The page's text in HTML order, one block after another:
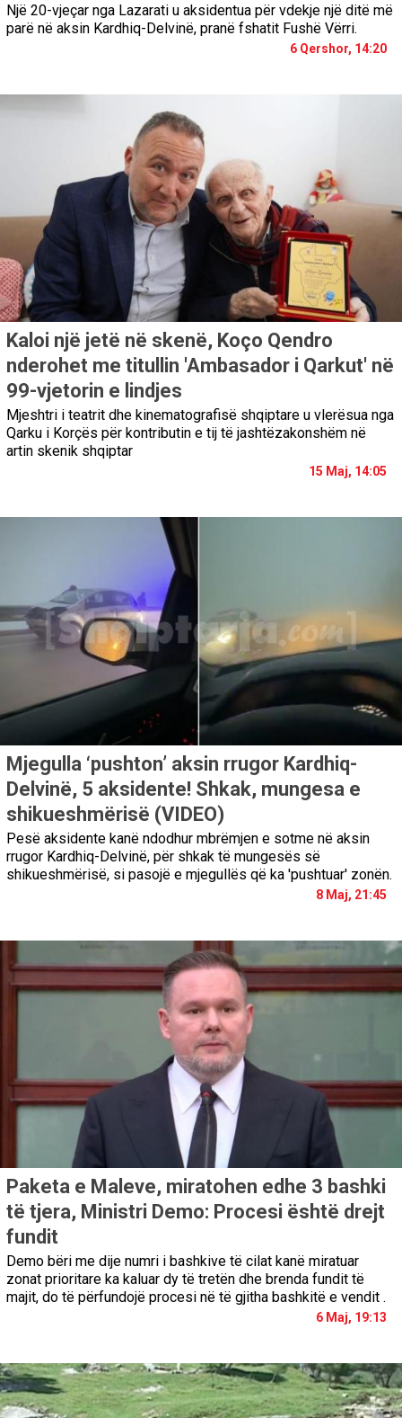
Një 20-vjeçar nga Lazarati u aksidentua për vdekje një ditë më
parë në aksin Kardhiq-Delvinë, pranë fshatit Fushë Vërri.
6 Qershor, 14:20
Kaloi një jetë në skenë, Koço Qendro
nderohet me titullin 'Ambasador i Qarkut' në
99-vjetorin e lindjes
Mjeshtri i teatrit dhe kinematografisë shqiptare u vlerësua nga
Qarku i Korçës për kontributin e tij të jashtëzakonshëm në
artin skenik shqiptar
15 Maj, 14:05
Mjegulla ‘pushton’ aksin rrugor Kardhiq-
Delvinë, 5 aksidente! Shkak, mungesa e
shikueshmërisë (VIDEO)
Pesë aksidente kanë ndodhur mbrëmjen e sotme në aksin
rrugor Kardhiq-Delvinë, për shkak të mungesës së
shikueshmërisë, si pasojë e mjegullës që ka 'pushtuar' zonën.
8 Maj, 21:45
Paketa e Maleve, miratohen edhe 3 bashki
të tjera, Ministri Demo: Procesi është drejt
fundit
Demo bëri me dije numri i bashkive të cilat kanë miratuar
zonat prioritare ka kaluar dy të tretën dhe brenda fundit të
majit, do të përfundojë procesi në të gjitha bashkitë e vendit .
6 Maj, 19:13